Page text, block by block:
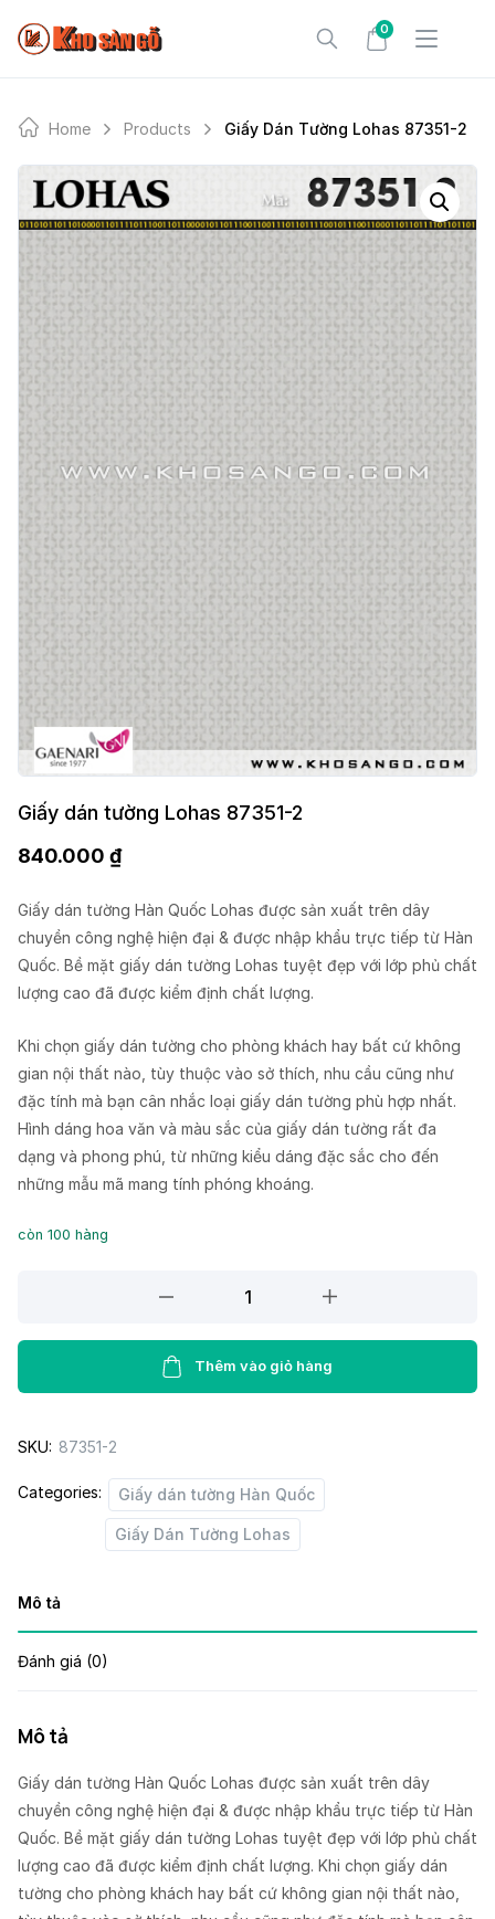
0
Home Products Giấy Dán Tường Lohas 87351-2
Giấy dán tường Lohas 87351-2
840.000 ₫
Giấy dán tường Hàn Quốc Lohas được sản xuất trên dây
chuyền công nghệ hiện đại & được nhập khẩu trực tiếp từ Hàn
Quốc. Bề mặt giấy dán tường Lohas tuyệt đẹp với lớp phủ chất
lượng cao đã được kiểm định chất lượng.
Khi chọn giấy dán tường cho phòng khách hay bất cứ không
gian nội thất nào, tùy thuộc vào sở thích, nhu cầu cũng như
đặc tính mà bạn cân nhắc loại giấy dán tường phù hợp nhất.
Hình dáng hoa văn và màu sắc của giấy dán tường rất đa
dạng và phong phú, từ những kiểu dáng đặc sắc cho đến
những mẫu mã mang tính phóng khoáng.
còn 100 hàng
tường
87351-
quantity
Thêm vào giỏ hàng
SKU: 87351-2
Categories: Giấy dán tường Hàn Quốc
Giấy Dán Tường Lohas
Mô tả
Đánh giá (0)
Mô tả
Giấy dán tường Hàn Quốc Lohas được sản xuất trên dây
chuyền công nghệ hiện đại & được nhập khẩu trực tiếp từ Hàn
Quốc. Bề mặt giấy dán tường Lohas tuyệt đẹp với lớp phủ chất
lượng cao đã được kiểm định chất lượng. Khi chọn giấy dán
tường cho phòng khách hay bất cứ không gian nội thất nào,